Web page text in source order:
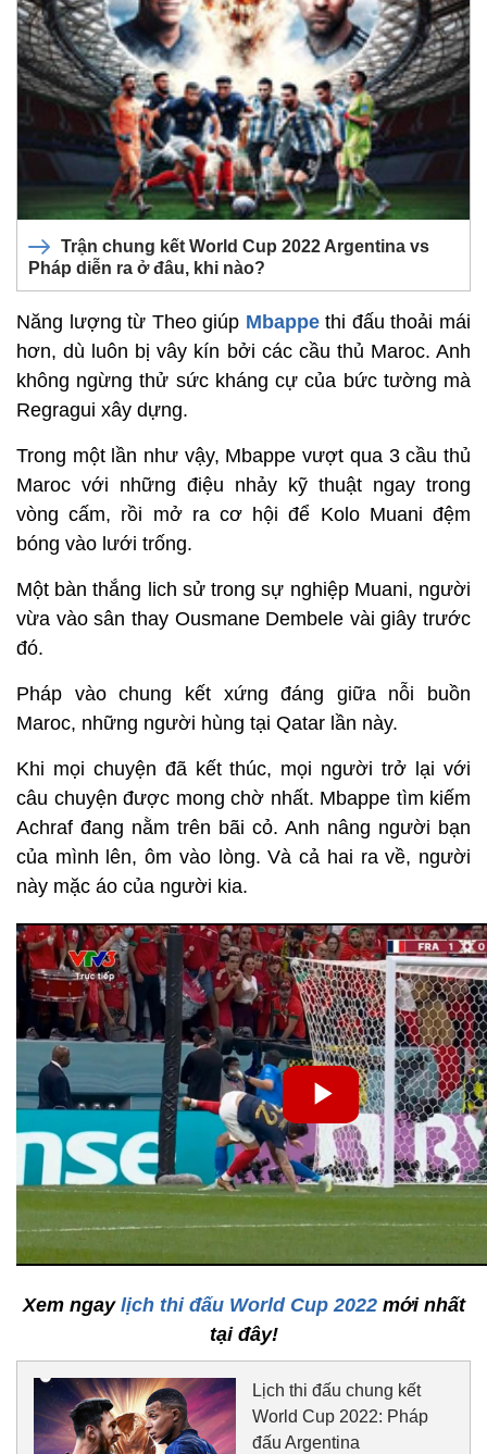
Trận chung kết World Cup 2022 Argentina vs
Pháp diễn ra ở đâu, khi nào?
Năng lượng từ Theo giúp Mbappethi đấu thoải mái
hơn, dù luôn bị vây kín bởi các cầu thủ Maroc. Anh
không ngừng thử sức kháng cự của bức tường mà
Regragui xây dựng.
Trong một lần như vậy, Mbappe vượt qua 3 cầu thủ
Maroc với những điệu nhảy kỹ thuật ngay trong
vòng cấm, rồi mở ra cơ hội để Kolo Muani đệm
bóng vào lưới trống.
Một bàn thắng lich sử trong sự nghiệp Muani, người
vừa vào sân thay Ousmane Dembele vài giây trước
đó.
Pháp vào chung kết xứng đáng giữa nỗi buồn
Maroc, những người hùng tại Qatar lần này.
Khi mọi chuyện đã kết thúc, mọi người trở lại với
câu chuyện được mong chờ nhất. Mbappe tìm kiếm
Achraf đang nằm trên bãi cỏ. Anh nâng người bạn
của mình lên, ôm vào lòng. Và cả hai ra về, người
này mặc áo của người kia.
Xem ngay lịch thi đấu World Cup 2022mới nhất
tại đây!
Lịch thi đấu chung kết
World Cup 2022: Pháp
đấu Argentina